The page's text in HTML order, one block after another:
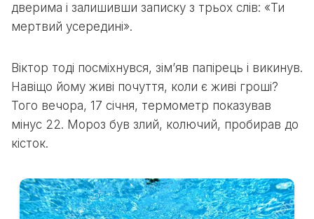
дверима і залишивши записку з трьох слів: «Ти
мертвий усередині».
Віктор тоді посміхнувся, зім’яв папірець і викинув.
Навіщо йому живі почуття, коли є живі гроші?
Того вечора, 17 січня, термометр показував
мінус 22. Мороз був злий, колючий, пробирав до
кісток.